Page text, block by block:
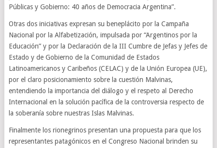
Públicas y Gobierno: 40 años de Democracia Argentina”.
Otras dos iniciativas expresan su beneplácito por la Campaña
Nacional por la Alfabetización, impulsada por “Argentinos por la
Educación” y por la Declaración de la III Cumbre de Jefas y Jefes de
Estado y de Gobierno de la Comunidad de Estados
Latinoamericanos y Caribeños (CELAC) y de la Unión Europea (UE),
por el claro posicionamiento sobre la cuestión Malvinas,
entendiendo la importancia del diálogo y el respeto al Derecho
Internacional en la solución pacífica de la controversia respecto de
la soberanía sobre nuestras Islas Malvinas.
Finalmente los rionegrinos presentan una propuesta para que los
representantes patagónicos en el Congreso Nacional brinden su